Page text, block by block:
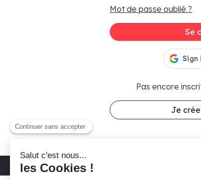
Mot de passe oublié ?
Se
Pas encore
Je
Découvrez nos parkings moto